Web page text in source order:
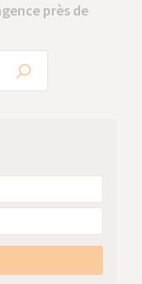
près de